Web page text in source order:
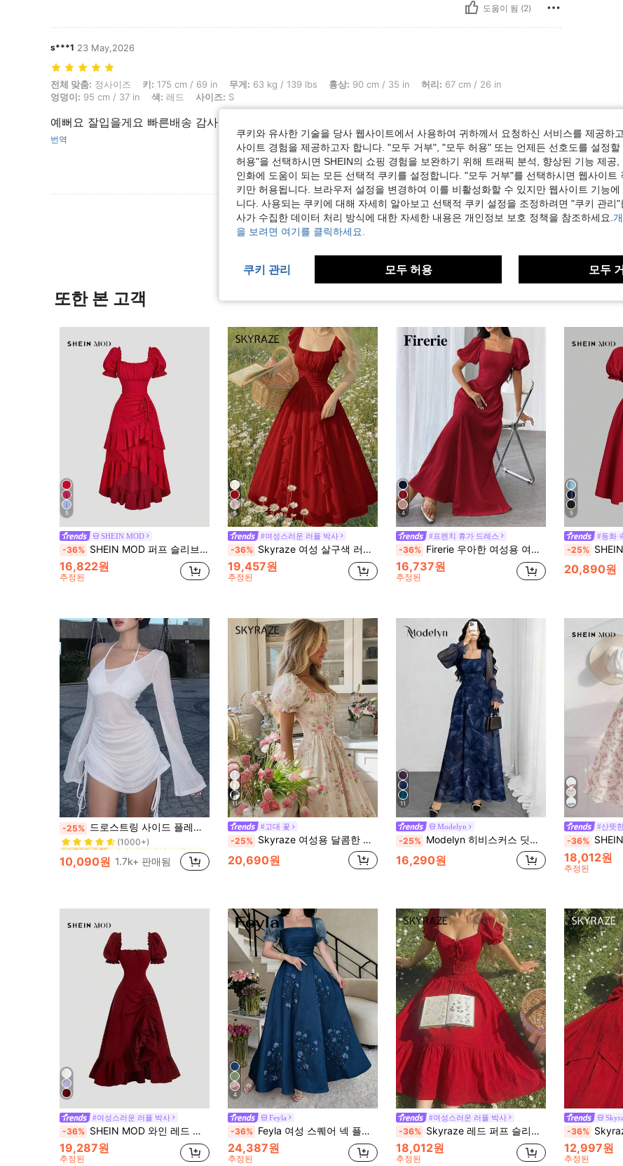
도움이 됨 (2)
s***1 23 May,2026
전체 맞춤: 정사이즈, 키: 175 cm / 69 in, 무게: 63 kg / 139 lbs, 흉상: 90 cm / 35 in, 허리: 67 cm / 26 in, 엉덩이: 95 cm / 37 in, 색: 레드, 사이즈: S
전체 맞춤: 정사이즈 키: 175 cm / 69 in 무게: 63 kg / 139 lbs 흉상: 90 cm / 35 in 허리: 67 cm / 26 in
엉덩이: 95 cm / 37 in 색: 레드 사이즈: S
예뻐요 잘입을게요 빠른배송 감사합니다
번역
도움이 됨 (1)
리뷰 더 보기
또한 본 고객
5
SHEIN MOD
-36% SHEIN MOD 퍼프 슬리브 리본 끈 레드 스플릿 헴 드레스
16,822원
추정된
5
#여성스러운 러플 박사
-36% Skyraze 여성 살구색 러플 랜턴 슬리브 맥시 드레스, 가을 여성 드레스
19,457원
추정된
4
#프렌치 휴가 드레스
-36% Firerie 우아한 여성용 여름 솔리드 스퀘어 넥 비숍 슬리브 드레스
16,737원
추정된
5
#동화
-25% SHEIN MOD
20,890원
-25% 드로스트링 사이드 플레어 소매 비대칭 넥라인 브라리스 화이트 봄 우아한 웨딩 게스트 드레스
#1 TOP 3위 시어 여성 미니 드레스
(1000+)
#1 TOP 3위
시어 여성 미니 드레스
(1000+)
#1 TOP 3위
시어 여성 미니 드레스
(1000+)
#1 TOP 3위
시어 여성 미니 드레스
10,090원 1.7k+ 판매됨
11
#고대 꽃
-25% Skyraze 여성용 달콤한 올오버 핑크 꽃 프린트 드레스, 타이 프론트 스퀘어 넥 퍼프 슬리브 코티지코어 드레스, 단정한 프렌치 스타일 베이지 여름 피크닉 드레스
20,690원
11
Modelyn
-25% Modelyn 히비스커스 딧시 플로럴 패션 스퀘어 넥 랜턴 슬리브 여성 롱 드레스, 여름 허리 신치드 맥시 우아한 플로럴 패턴 네이비 블루 드레스, 여름 휴가 및 일상복에 적합
16,290원
#산뜻
-36% SHEIN MOD 여성을 위한 복고
18,012원
추정된
#여성스러운 러플 박사
-36% SHEIN MOD 와인 레드 퍼프 슬리브 허리 묶음 분할 헴 미디 드레스
19,287원
추정된
4
Feyla
-36% Feyla 여성 스퀘어 넥 플리츠 플로럴 프린트 우아한 드레스
24,387원
추정된
#여성스러운 러플 박사
-36% Skyraze 레드 퍼프 슬리브 허리 홀로우 플로럴 레이스 미디 드레스
18,012원
추정된
-36% Skyraze 여성용 레드 미드 길이 백
12,997원
추정된
쿠키와 유사한 기술을 당사 웹사이트에서 사용하여 귀하께서 요청하신 서비스를 제공하
사이트 경험을 제공하고자 합니다. "모두 거부", "모두 허용" 또는 언제든 선호도를 설정
허용"을 선택하시면 SHEIN의 쇼핑 경험을 보완하기 위해 트래픽 분석, 향상된 기능 제공,
인화에 도움이 되는 모든 선택적 쿠키를 설정합니다. "모두 거부"를 선택하시면 웹사이트
키만 허용됩니다. 브라우저 설정을 변경하여 이를 비활성화할 수 있지만 웹사이트 기능
니다. 사용되는 쿠키에 대해 자세히 알아보고 선택적 쿠키 설정을 조정하려면 "쿠키 관리
사가 수집한 데이터 처리 방식에 대한 자세한 내용은 개인정보 보호 정책을 참조하세요.
을 보려면 여기를 클릭하세요.
쿠키 관리 모두 허용 모두